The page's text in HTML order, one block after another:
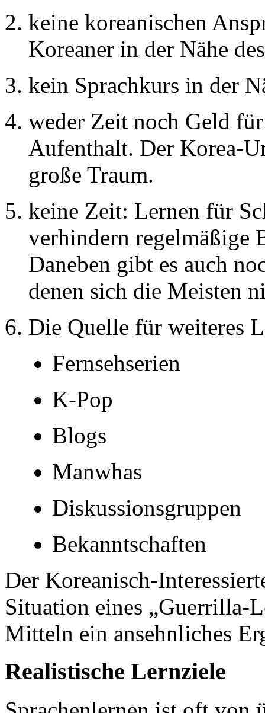
keine koreanischen
Koreaner in der Nähe
kein Sprachkurs in der
weder Zeit noch Geld
Aufenthalt. Der Korea-
große Traum.
keine Zeit: Lernen für
verhindern regelmäßige
Daneben gibt es auch
denen sich die Meisten
Die Quelle für weiteres
Fernsehserien
K-Pop
Blogs
Manwhas
Diskussionsgruppen
Bekanntschaften
Der Koreanisch-
Situation eines „Guerrilla-
Mitteln ein ansehnliches
Realistische Lernziele